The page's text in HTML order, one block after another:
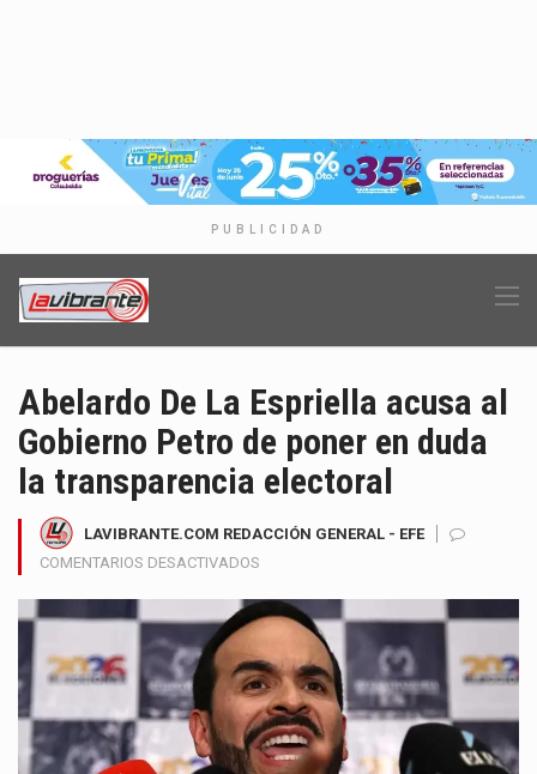
PUBLICIDAD
Abelardo De La Espriella acusa al
Gobierno Petro de poner en duda
la transparencia electoral
LAVIBRANTE.COM REDACCIÓN GENERAL - EFE
COMENTARIOS DESACTIVADOS
DE
ESPRIELLA
ACUSA
AL
GOBIERNO
PETRO